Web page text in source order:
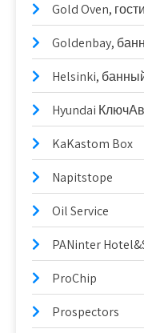
Gold Oven,
Goldenbay,
Helsinki,
Hyundai
KaKastom Box
Napitstope
Oil Service
PANinter
ProChip
Prospectors